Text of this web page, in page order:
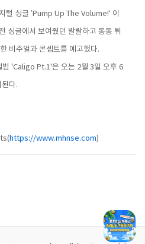
털 싱글 ’Pump Up The Volume!‘ 이
싱글에서 보여줬던 발랄하고 통통 튀
비주얼과 콘셉트를 예고했다.
범 'Caligo Pt.1'은 오는 2월 3일 오후 6
다.
https://www.mhnse.com)